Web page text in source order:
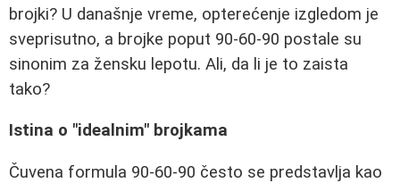
brojki? U današnje vreme, opterećenje izgledom je
sveprisutno, a brojke poput 90-60-90 postale su
sinonim za žensku lepotu. Ali, da li je to zaista
tako?
Istina o "idealnim" brojkama
Čuvena formula 90-60-90 često se predstavlja kao